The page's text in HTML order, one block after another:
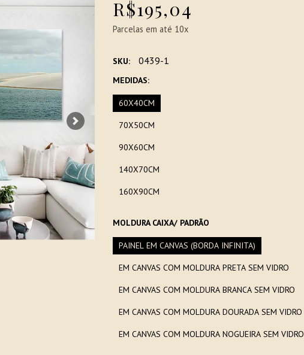
Next
R$195,04
Parcelas em até 10x
SKU: 0439-1
MEDIDAS:
60X40CM
70X50CM
90X60CM
140X70CM
160X90CM
MOLDURA CAIXA/ PADRÃO
PAINEL EM CANVAS (BORDA INFINITA)
EM CANVAS COM MOLDURA PRETA SEM VIDRO
EM CANVAS COM MOLDURA BRANCA SEM VIDRO
EM CANVAS COM MOLDURA DOURADA SEM VIDRO
EM CANVAS COM MOLDURA NOGUEIRA SEM VIDRO